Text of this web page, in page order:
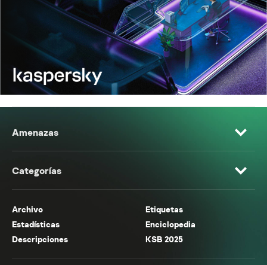
Amenazas
Categorías
Archivo
Etiquetas
Estadísticas
Enciclopedia
Descripciones
KSB 2025